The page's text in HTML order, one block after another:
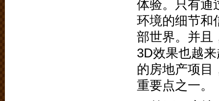
体验。只有通
环境的细节和
部世界。并且
3D效果也越
的房地产项目
重要点之一。